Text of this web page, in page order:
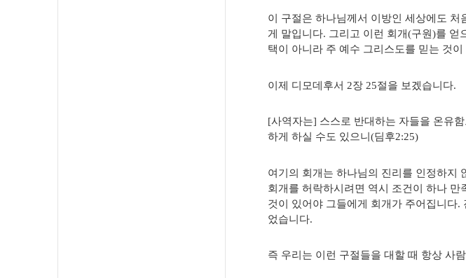
이 구절은 하나님께서 이방인 세상에도
게 말입니다. 그리고 이런 회개(구원)를
택이 아니라 주 예수 그리스도를 믿는 것
이제 디모데후서 2장 25절을 보겠습니다.
[사역자는] 스스로 반대하는 자들을 온유
하게 하실 수도 있으니(딤후2:25)
여기의 회개는 하나님의 진리를 인정하지
회개를 허락하시려면 역시 조건이 하나 만
것이 있어야 그들에게 회개가 주어집니다.
었습니다.
즉 우리는 이런 구절들을 대할 때 항상 사